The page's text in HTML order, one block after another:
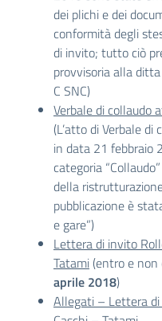
dei plichi e dei
conformità degli
di invito; tutto ciò
provvisoria alla
C SNC)
Verbale di collaudo
(L’atto di Verbale
in data 21 febbraio
categoria
della
pubblicazione è
e gare”)
Lettera di invito
Tatami (entro e
aprile 2018)
Allegati – Lettera